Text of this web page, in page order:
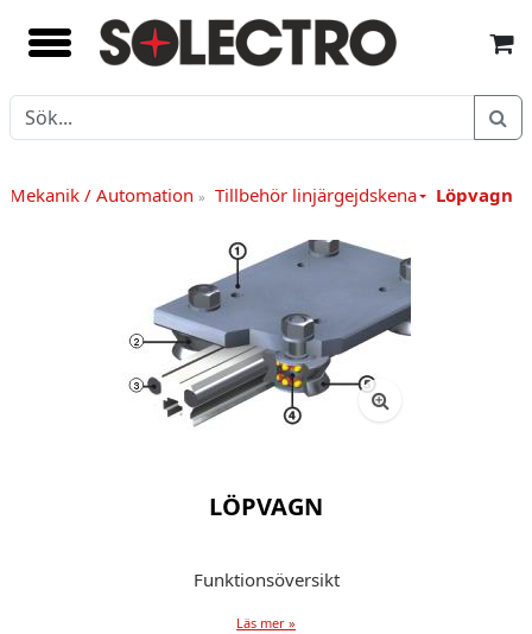
Mekanik / Automation » Tillbehör linjärgejdskena Löpvagn
LÖPVAGN
Funktionsöversikt
Läs mer »